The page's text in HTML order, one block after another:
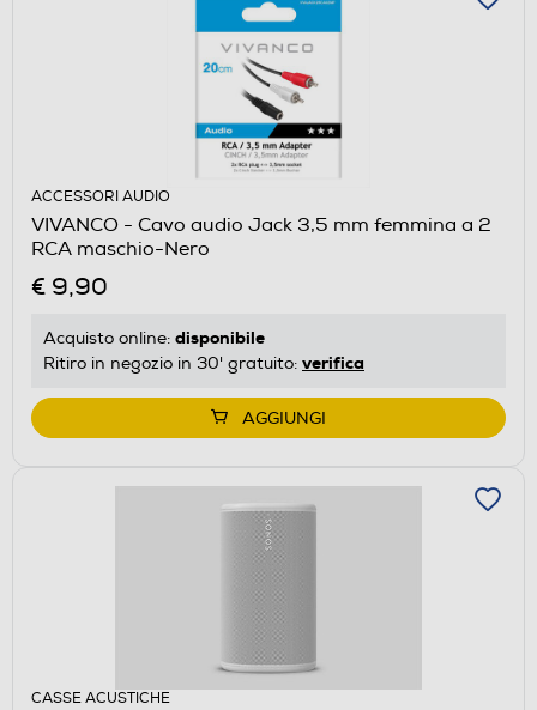
ACCESSORI AUDIO
VIVANCO - Cavo audio Jack 3,5 mm femmina a 2
RCA maschio-Nero
€ 9,90
Acquisto online: disponibile
Ritiro in negozio in 30' gratuito: verifica
AGGIUNGI
CASSE ACUSTICHE